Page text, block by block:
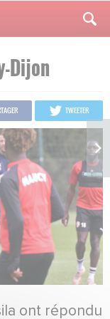
Dijon
TWEETER
ont répondu